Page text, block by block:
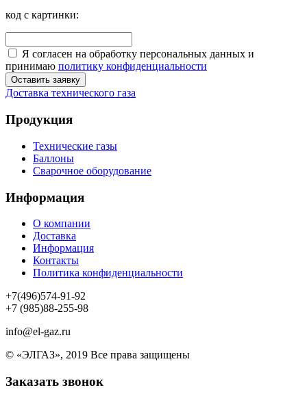
код с картинки:
Я согласен на обработку персональных данных и
принимаю политику конфиденциальности
Оставить заявку
Доставка технического газа
Продукция
Технические газы
Баллоны
Сварочное оборудование
Информация
О компании
Доставка
Информация
Контакты
Политика конфиденциальности
+7(496)574-91-92
+7 (985)88-255-98
info@el-gaz.ru
© «ЭЛГАЗ», 2019 Все права защищены
Заказать звонок